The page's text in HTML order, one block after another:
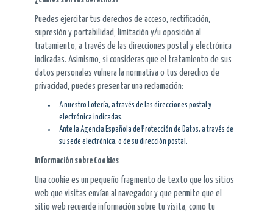
Puedes ejercitar tus derechos de acceso, rectificación,
supresión y portabilidad, limitación y/u oposición al
tratamiento, a través de las direcciones postal y electrónica
indicadas. Asimismo, si consideras que el tratamiento de sus
datos personales vulnera la normativa o tus derechos de
privacidad, puedes presentar una reclamación:
A nuestro Lotería, a través de las direcciones postal y
electrónica indicadas.
Ante la Agencia Española de Protección de Datos, a través de
su sede electrónica, o de su dirección postal.
Información sobre Cookies
Una cookie es un pequeño fragmento de texto que los sitios
web que visitas enví­an al navegador y que permite que el
sitio web recuerde información sobre tu visita, como tu